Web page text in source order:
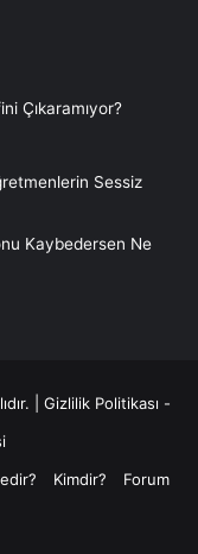
Çıkaramıyor?
Sessiz
Kaybedersen Ne
| Gizlilik Politikası -
Kimdir?
Forum